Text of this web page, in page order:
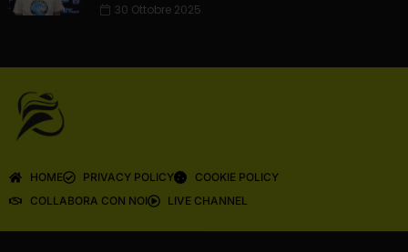
30 Ottobre 2025
HOME PRIVACY POLICY
COOKIE POLICY
COLLABORA CON NOI
LIVE CHANNEL